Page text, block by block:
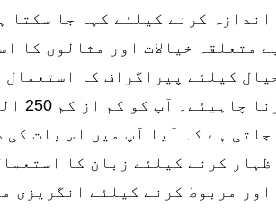
کرنے کیلئے کہا جا سکتا
متعلقہ خیالات اور مثالوں کا
کیلئے پیراگراف کا استعمال
کو کم از کم 250 الفاظ لکھنے چاہیئیں۔
ہے کہ آیا آپ میں اس بات کی
کرنے کیلئے زبان کا
مربوط کرنے کیلئے انگریزی